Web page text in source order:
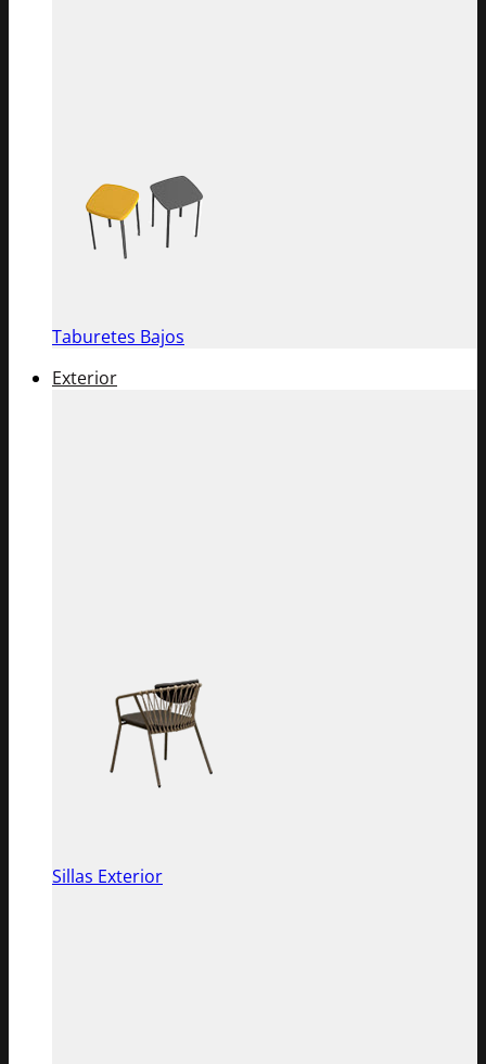
Taburetes Bajos
Exterior
Sillas Exterior